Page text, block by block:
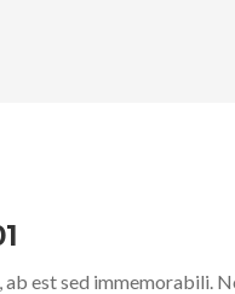
est sed immemorabili.